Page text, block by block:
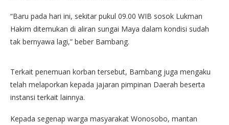
“Baru pada hari ini, sekitar pukul 09.00 WIB sosok Lukman
Hakim ditemukan di aliran sungai Maya dalam kondisi sudah
tak bernyawa lagi,” beber Bambang.
Terkait penemuan korban tersebut, Bambang juga mengaku
telah melaporkan kepada jajaran pimpinan Daerah beserta
instansi terkait lainnya.
Kepada segenap warga masyarakat Wonosobo, mantan